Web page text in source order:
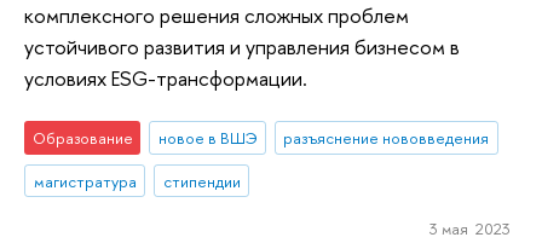
комплексного решения сложных проблем
устойчивого развития и управления бизнесом в
условиях ESG-трансформации.
Образование новое в ВШЭ
разъяснение нововведения
магистратура
стипендии
3 мая 2023